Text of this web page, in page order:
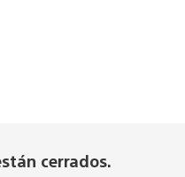
cerrados.